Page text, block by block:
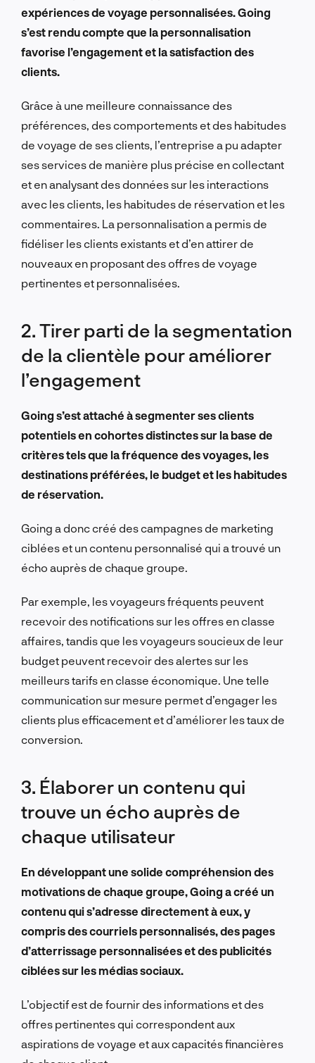
expériences de voyage personnalisées. Going
s’est rendu compte que la personnalisation
favorise l’engagement et la satisfaction des
clients.
Grâce à une meilleure connaissance des
préférences, des comportements et des habitudes
de voyage de ses clients, l’entreprise a pu adapter
ses services de manière plus précise en collectant
et en analysant des données sur les interactions
avec les clients, les habitudes de réservation et les
commentaires. La personnalisation a permis de
fidéliser les clients existants et d’en attirer de
nouveaux en proposant des offres de voyage
pertinentes et personnalisées.
2. Tirer parti de la segmentation
de la clientèle pour améliorer
l’engagement
Going s’est attaché à segmenter ses clients
potentiels en cohortes distinctes sur la base de
critères tels que la fréquence des voyages, les
destinations préférées, le budget et les habitudes
de réservation.
Going a donc créé des campagnes de marketing
ciblées et un contenu personnalisé qui a trouvé un
écho auprès de chaque groupe.
Par exemple, les voyageurs fréquents peuvent
recevoir des notifications sur les offres en classe
affaires, tandis que les voyageurs soucieux de leur
budget peuvent recevoir des alertes sur les
meilleurs tarifs en classe économique. Une telle
communication sur mesure permet d’engager les
clients plus efficacement et d’améliorer les taux de
conversion.
3. Élaborer un contenu qui
trouve un écho auprès de
chaque utilisateur
En développant une solide compréhension des
motivations de chaque groupe, Going a créé un
contenu qui s’adresse directement à eux, y
compris des courriels personnalisés, des pages
d’atterrissage personnalisées et des publicités
ciblées sur les médias sociaux.
L’objectif est de fournir des informations et des
offres pertinentes qui correspondent aux
aspirations de voyage et aux capacités financières